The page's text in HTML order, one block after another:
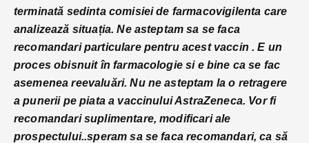
terminată sedinta comisiei de farmacovigilenta care
analizează situația. Ne asteptam sa se faca
recomandari particulare pentru acest vaccin . E un
proces obisnuit în farmacologie si e bine ca se fac
asemenea reevaluări. Nu ne asteptam la o retragere
a punerii pe piata a vaccinului AstraZeneca. Vor fi
recomandari suplimentare, modificari ale
prospectului..speram sa se faca recomandari, ca să